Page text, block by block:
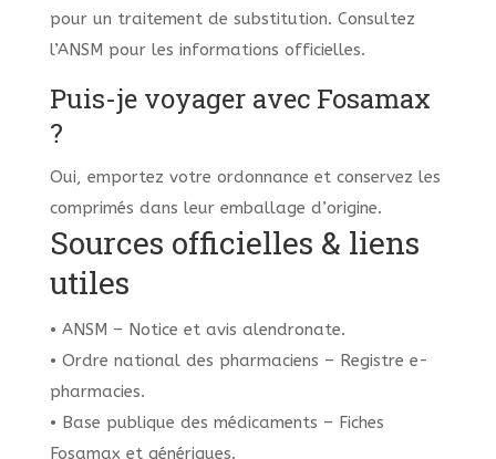
pour un traitement de substitution. Consultez
l’ANSM pour les informations officielles.
Puis-je voyager avec Fosamax
?
Oui, emportez votre ordonnance et conservez les
comprimés dans leur emballage d’origine.
Sources officielles & liens
utiles
• ANSM – Notice et avis alendronate.
• Ordre national des pharmaciens – Registre e-
pharmacies.
• Base publique des médicaments – Fiches
Fosamax et génériques.